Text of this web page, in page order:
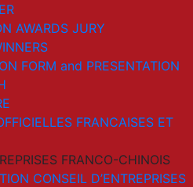
AWARDS JURY
FORM and PRESENTATION
FRANCAISES ET
FRANCO-CHINOIS
CONSEIL D’ENTREPRISES